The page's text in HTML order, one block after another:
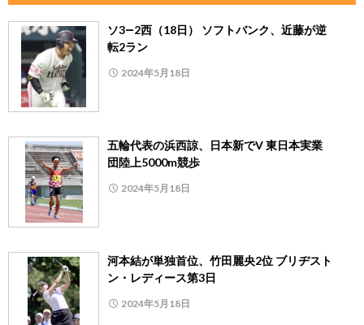
ソ3―2西（18日） ソフトバンク、近藤が逆
転2ラン
2024年5月18日
五輪代表の浜西諒、日本新でV 東日本実業
団陸上5000m競歩
2024年5月18日
河本結が単独首位、竹田麗央2位 ブリヂスト
ン・レディース第3日
2024年5月18日